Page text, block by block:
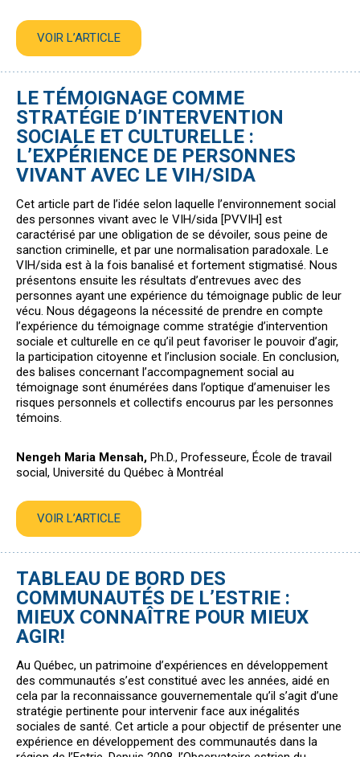
VOIR L’ARTICLE
LE TÉMOIGNAGE COMME
STRATÉGIE D’INTERVENTION
SOCIALE ET CULTURELLE :
L’EXPÉRIENCE DE PERSONNES
VIVANT AVEC LE VIH/SIDA
Cet article part de l’idée selon laquelle l’environnement social
des personnes vivant avec le VIH/sida [PVVIH] est
caractérisé par une obligation de se dévoiler, sous peine de
sanction criminelle, et par une normalisation paradoxale. Le
VIH/sida est à la fois banalisé et fortement stigmatisé. Nous
présentons ensuite les résultats d’entrevues avec des
personnes ayant une expérience du témoignage public de leur
vécu. Nous dégageons la nécessité de prendre en compte
l’expérience du témoignage comme stratégie d’intervention
sociale et culturelle en ce qu’il peut favoriser le pouvoir d’agir,
la participation citoyenne et l’inclusion sociale. En conclusion,
des balises concernant l’accompagnement social au
témoignage sont énumérées dans l’optique d’amenuiser les
risques personnels et collectifs encourus par les personnes
témoins.
Nengeh Maria Mensah, Ph.D., Professeure, École de travail
social, Université du Québec à Montréal
VOIR L’ARTICLE
TABLEAU DE BORD DES
COMMUNAUTÉS DE L’ESTRIE :
MIEUX CONNAÎTRE POUR MIEUX
AGIR!
Au Québec, un patrimoine d’expériences en développement
des communautés s’est constitué avec les années, aidé en
cela par la reconnaissance gouvernementale qu’il s’agit d’une
stratégie pertinente pour intervenir face aux inégalités
sociales de santé. Cet article a pour objectif de présenter une
expérience en développement des communautés dans la